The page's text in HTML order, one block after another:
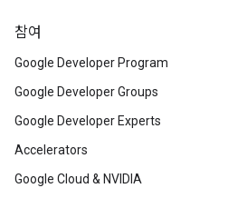
참여
Google Developer Program
Google Developer Groups
Google Developer Experts
Accelerators
Google Cloud & NVIDIA